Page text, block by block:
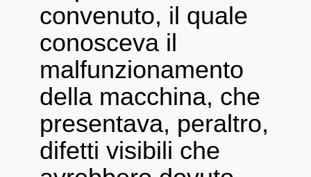
convenuto, il quale
conosceva il
malfunzionamento
della macchina, che
presentava, peraltro,
difetti visibili che